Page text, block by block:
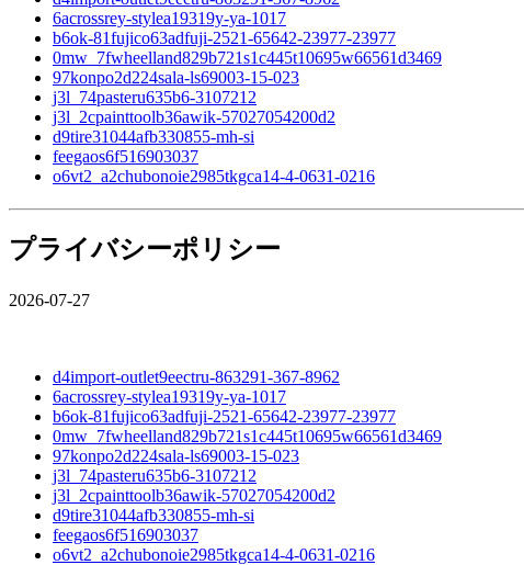
6acrossrey-stylea19319y-ya-1017
b6ok-81fujico63adfuji-2521-65642-23977-23977
0mw_7fwheelland829b721s1c445t10695w66561d3469
97konpo2d224sala-ls69003-15-023
j3l_74pasteru635b6-3107212
j3l_2cpainttoolb36awik-57027054200d2
d9tire31044afb330855-mh-si
feegaos6f516903037
o6vt2_a2chubonoie2985tkgca14-4-0631-0216
プライバシーポリシー
2026-07-27
d4import-outlet9eectru-863291-367-8962
6acrossrey-stylea19319y-ya-1017
b6ok-81fujico63adfuji-2521-65642-23977-23977
0mw_7fwheelland829b721s1c445t10695w66561d3469
97konpo2d224sala-ls69003-15-023
j3l_74pasteru635b6-3107212
j3l_2cpainttoolb36awik-57027054200d2
d9tire31044afb330855-mh-si
feegaos6f516903037
o6vt2_a2chubonoie2985tkgca14-4-0631-0216